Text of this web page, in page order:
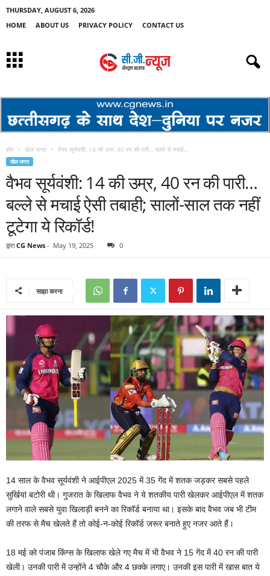
THURSDAY, AUGUST 6, 2026
HOME
ABOUT US PRIVACY POLICY CONTACT US
होम खेल जगत वैभव सूर्यवंशी: 14 की उम्र, 40 रन की पारी… बल्ले से मचाई...
खेल जगत
वैभव सूर्यवंशी: 14 की उम्र, 40 रन की पारी…
बल्ले से मचाई ऐसी तबाही; सालों-साल तक नहीं
टूटेगा ये रिकॉर्ड!
द्वारा CG News - May 19, 2025 0
साझा करना
14 साल के वैभव सूर्यवंशी ने आईपीएल 2025 में 35 गेंद में शतक जड़कर सबसे पहले
सुर्खियां बटोरी थी। गुजरात के खिलाफ वैभव ने ये शतकीय पारी खेलकर आईपीएल में शतक
लगाने वाले सबसे युवा खिलाड़ी बनने का रिकॉर्ड बनाया था। इसके बाद वैभव जब भी टीम
की तरफ से मैच खेलते हैं तो कोई-न-कोई रिकॉर्ड जरूर बनाते हुए नजर आते हैं।
18 मई को पंजाब किंग्स के खिलाफ खेले गए मैच में भी वैभव ने 15 गेंद में 40 रन की पारी
खेली। उनकी पारी में उन्होंने 4 चौके और 4 छक्के लगाए। उनकी इस पारी में खास बात ये